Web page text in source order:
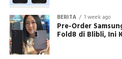
BERITA 1 week ago
Pre-Order
Fold8 di Blibli, Ini